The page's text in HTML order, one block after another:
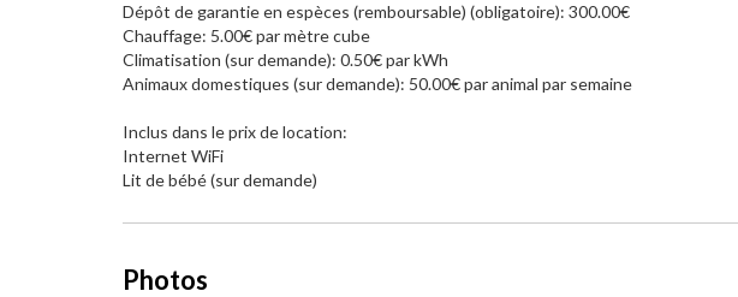
Dépôt de garantie en espèces (remboursable) (obligatoire): 300.00€
Chauffage: 5.00€ par mètre cube
Climatisation (sur demande): 0.50€ par kWh
Animaux domestiques (sur demande): 50.00€ par animal par semaine
Inclus dans le prix de location:
Internet WiFi
Lit de bébé (sur demande)
Photos